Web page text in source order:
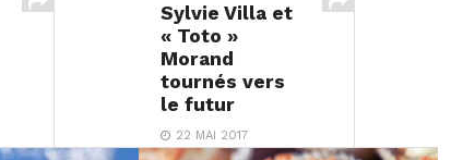
Sylvie Villa et
« Toto »
Morand
tournés vers
le futur
22 MAI 2017